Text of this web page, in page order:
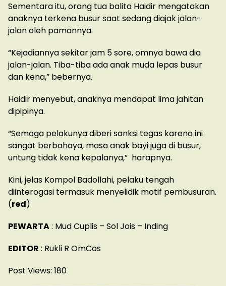
Sementara itu, orang tua balita Haidir mengatakan
anaknya terkena busur saat sedang diajak jalan-
jalan oleh pamannya.
“Kejadiannya sekitar jam 5 sore, omnya bawa dia
jalan-jalan. Tiba-tiba ada anak muda lepas busur
dan kena,” bebernya.
Haidir menyebut, anaknya mendapat lima jahitan
dipipinya.
“Semoga pelakunya diberi sanksi tegas karena ini
sangat berbahaya, masa anak bayi juga di busur,
untung tidak kena kepalanya,” harapnya.
Kini, jelas Kompol Badollahi, pelaku tengah
diinterogasi termasuk menyelidik motif pembusuran.
(red)
PEWARTA: Mud Cuplis – Sol Jois – Inding
EDITOR : Rukli R OmCos
Post Views: 180